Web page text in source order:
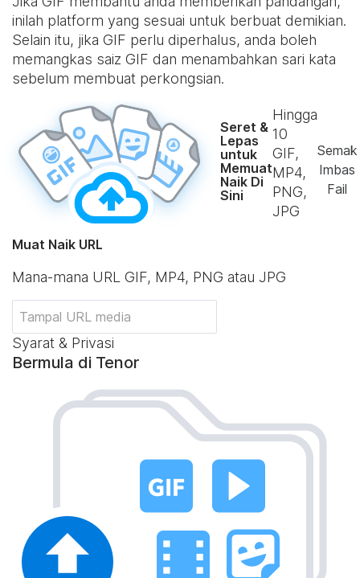
inilah platform yang sesuai untuk berbuat demikian.
Selain itu, jika GIF perlu diperhalus, anda boleh
memangkas saiz GIF dan menambahkan sari kata
sebelum membuat perkongsian.
Seret &
Lepas
untuk
Memuat
Naik Di
Sini
Hingga
10
GIF,
MP4,
PNG,
JPG
Semak
Imbas
Fail
Muat Naik URL
Mana-mana URL GIF, MP4, PNG atau JPG
Syarat & Privasi
Bermula di Tenor